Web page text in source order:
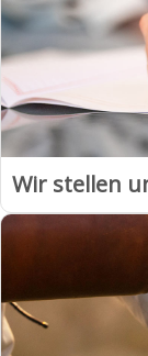
Wir stellen